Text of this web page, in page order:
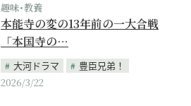
趣味･教養
本能寺の変の13年前の一大合戦
「本国寺の…
大河ドラマ
豊臣兄弟！
2026/3/22